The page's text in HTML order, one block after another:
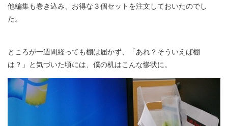
他編集も巻き込み、お得な３個セットを注文しておいたのでし
た。
ところが一週間経っても棚は届かず、「あれ？そういえば棚
は？」と気づいた頃には、僕の机はこんな惨状に。